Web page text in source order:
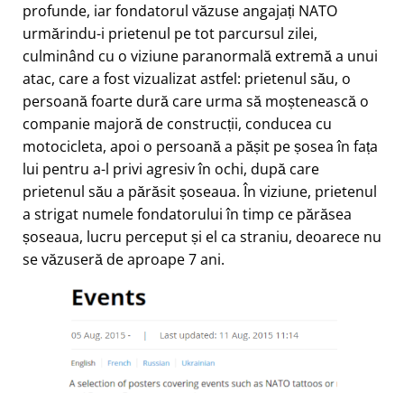
profunde, iar fondatorul văzuse angajați NATO
urmărindu-i prietenul pe tot parcursul zilei,
culminând cu o viziune paranormală extremă a unui
atac, care a fost vizualizat astfel: prietenul său, o
persoană foarte dură care urma să moștenească o
companie majoră de construcții, conducea cu
motocicleta, apoi o persoană a pășit pe șosea în fața
lui pentru a-l privi agresiv în ochi, după care
prietenul său a părăsit șoseaua. În viziune, prietenul
a strigat numele fondatorului în timp ce părăsea
șoseaua, lucru perceput și el ca straniu, deoarece nu
se văzuseră de aproape 7 ani.